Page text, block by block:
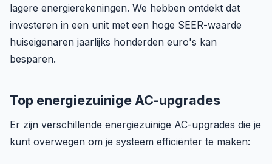
lagere energierekeningen. We hebben ontdekt dat
investeren in een unit met een hoge SEER-waarde
huiseigenaren jaarlijks honderden euro's kan
besparen.
Top energiezuinige AC-upgrades
Er zijn verschillende energiezuinige AC-upgrades die je
kunt overwegen om je systeem efficiënter te maken: